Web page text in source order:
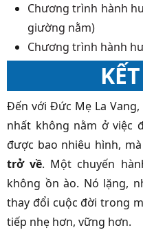
Chương trình hành
giường nằm)
Chương trình hành
Đến với Đức Mẹ La
nhất không nằm ở việc
được bao nhiêu hình,
trở về. Một chuyến
không ồn ào. Nó lặng,
thay đổi cuộc đời trong
tiếp nhẹ hơn, vững hơn.